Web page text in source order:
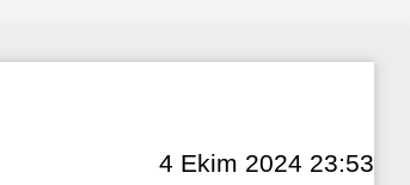
4 Ekim 2024 23:53